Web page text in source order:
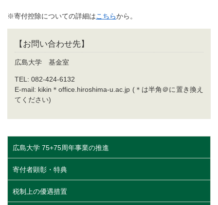
※寄付控除についての詳細はこちらから。
【お問い合わせ先】
広島大学 基金室
TEL: 082-424-6132
E-mail: kikin＊office.hiroshima-u.ac.jp (＊は半角＠に置き換え
てください)
広島大学 75+75周年事業の推進
寄付者顕彰・特典
税制上の優遇措置